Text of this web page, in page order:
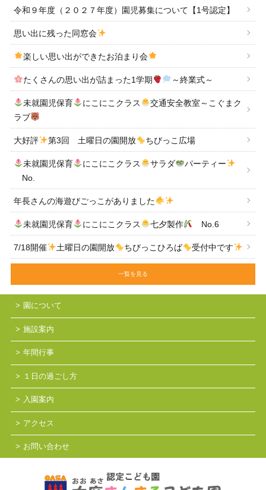
令和９年度（２０２７年度）園児募集について【1号認定】
思い出に残った同窓会
楽しい思い出ができたお泊まり会
たくさんの思い出が詰まった1学期 ～終業式～
未就園児保育 にこにこクラス
交通安全教室～こぐまク
ラブ
大好評 第3回 土曜日の園開放 ちびっこ広場
未就園児保育 にこにこクラス サラダ
パーティー
No.
年長さんの海遊びごっこがありました
未就園児保育 にこにこクラス 七夕製作 No.6
7/18開催 土曜日の園開放 ちびっこひろば 受付中です
一覧を見る
園について
施設案内
年間行事
１日の過ごし方
入園案内
アクセス
お問い合わせ